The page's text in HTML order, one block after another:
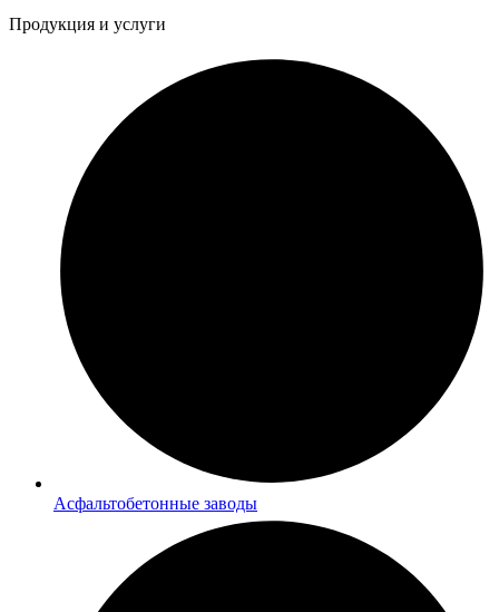
Продукция и услуги
Асфальтобетонные заводы